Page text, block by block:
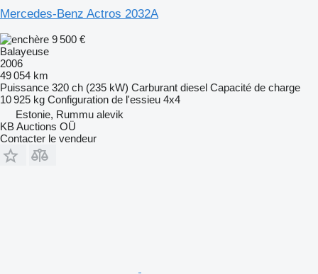
Mercedes-Benz Actros 2032A
9 500 €
Balayeuse
2006
49 054 km
Puissance 320 ch (235 kW) Carburant diesel Capacité de charge
10 925 kg Configuration de l'essieu 4x4
Estonie, Rummu alevik
KB Auctions OÜ
Contacter le vendeur